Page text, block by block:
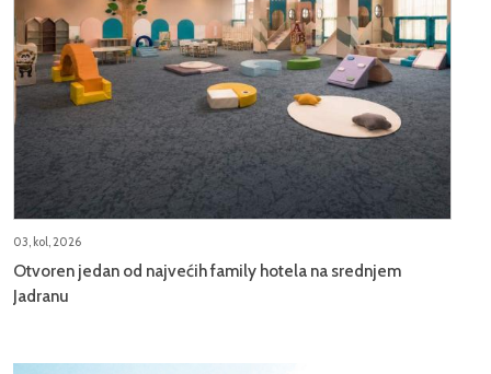
03, kol, 2026
Otvoren jedan od najvećih family hotela na srednjem
Jadranu